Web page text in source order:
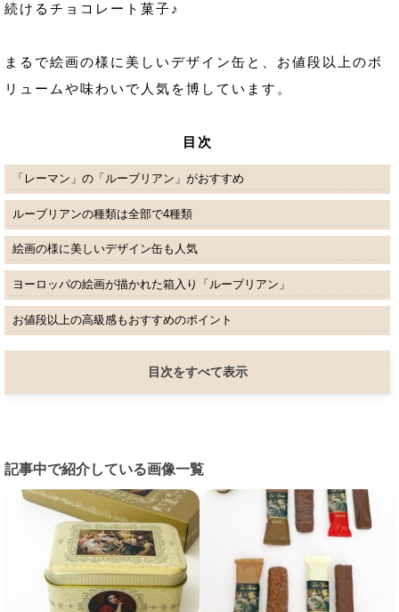
続けるチョコレート菓子♪
まるで絵画の様に美しいデザイン缶と、お値段以上のボ
リュームや味わいで人気を博しています。
目次
「レーマン」の「ルーブリアン」がおすすめ
ルーブリアンの種類は全部で4種類
絵画の様に美しいデザイン缶も人気
ヨーロッパの絵画が描かれた箱入り「ルーブリアン」
お値段以上の高級感もおすすめのポイント
目次をすべて表示
記事中で紹介している画像一覧